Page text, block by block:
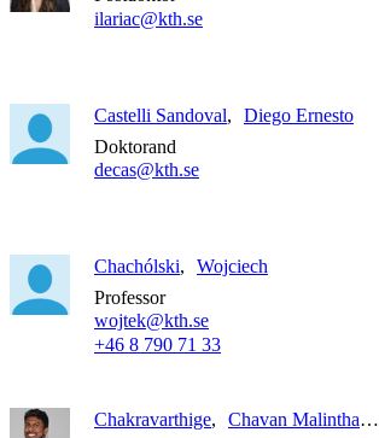
ilariac@kth.se
Castelli Sandoval
Diego Ernesto
Doktorand
decas@kth.se
Chachólski
Wojciech
Professor
wojtek@kth.se
+46 8 790 71 33
Chakravarthige
Chavan Malintha Tharu Fernando